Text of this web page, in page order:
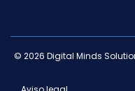
© 2026 Digital Minds